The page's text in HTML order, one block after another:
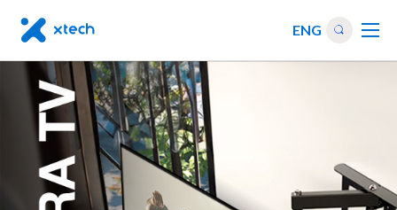
ENG
De
32